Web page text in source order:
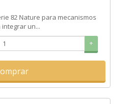
82 Nature para mecanismos
un...
+